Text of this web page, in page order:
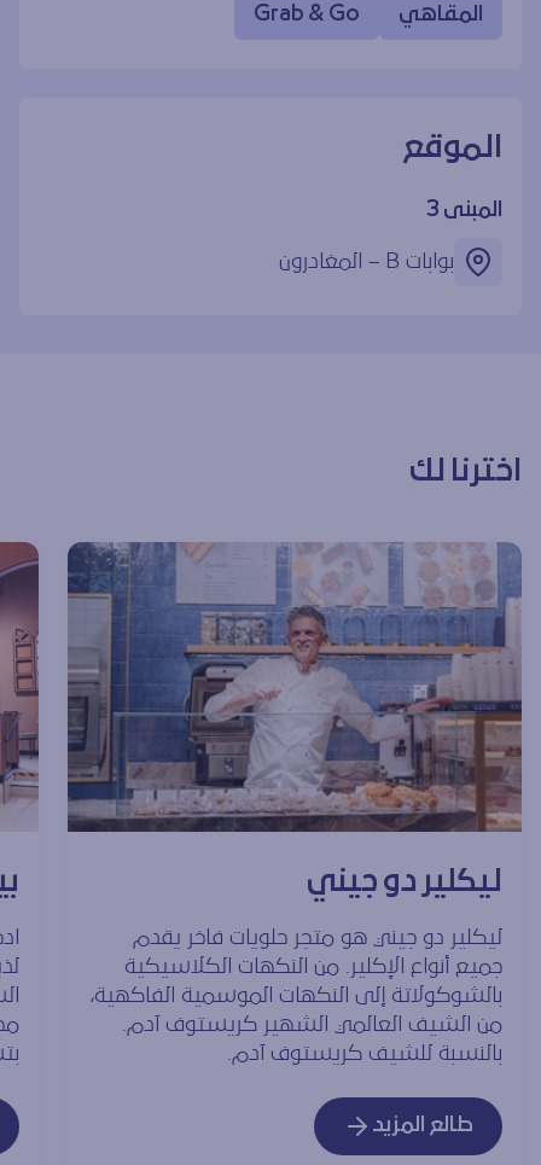
المقاهي Grab & Go
الموقع
المبنى 3
بوابات ‎B – المغادرون
اخترنا لك
ليكلير دو جيني
ليكلير دو جيني هو متجر حلويات فاخر يقدم
جميع أنواع الإكلير. من النكهات الكلاسيكية
بالشوكولاتة إلى النكهات الموسمية الفاكهية،
من الشيف العالمي الشهير كريستوف آدم.
بالنسبة للشيف كريستوف آدم.
طالع المزيد